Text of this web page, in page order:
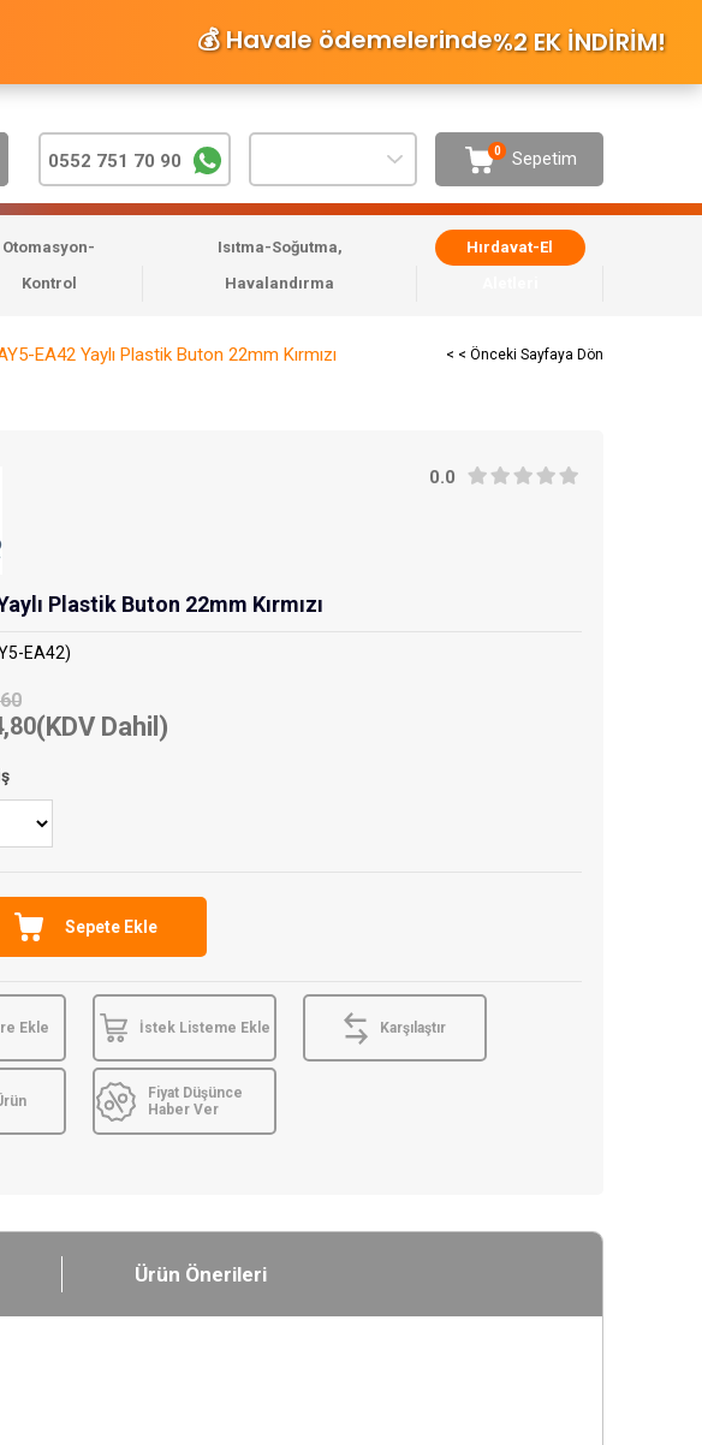
💰 Havale ödemelerinde%2 EK İNDİRİM!
Sepetim
0
0552 751 70 90
Otomasyon-
Kontrol
Isıtma-Soğutma,
Havalandırma
Hırdavat-El
EA42 Yaylı Plastik Buton 22mm Kırmızı < < Önceki Sayfaya Dön
0.0
Plastik Buton 22mm Kırmızı
EA42)
(KDV Dahil)
Ekle İstek Listeme Ekle Karşılaştır
Fiyat Düşünce
Haber Ver
Ürün Önerileri